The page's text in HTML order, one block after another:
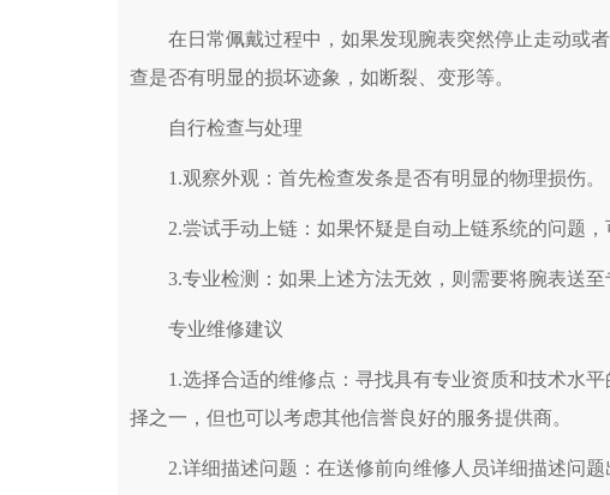
在日常佩戴过程中，如果发现腕表突然停止走动或者
查是否有明显的损坏迹象，如断裂、变形等。
自行检查与处理
1.观察外观：首先检查发条是否有明显的物理损伤。
2.尝试手动上链：如果怀疑是自动上链系统的问题，
3.专业检测：如果上述方法无效，则需要将腕表送至
专业维修建议
1.选择合适的维修点：寻找具有专业资质和技术水平
择之一，但也可以考虑其他信誉良好的服务提供商。
2.详细描述问题：在送修前向维修人员详细描述问题